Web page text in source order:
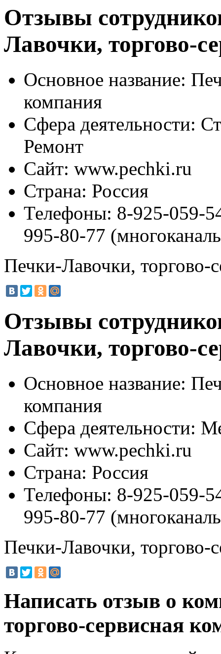
Отзывы
Лавочки, торгово-
Основное название:
компания
Сфера деятельности:
Ремонт
Сайт: www.pechki.ru
Страна: Россия
Телефоны: 8-925-059-
995-80-77
Печки-Лавочки, торгово-
Отзывы
Лавочки, торгово-
Основное название:
компания
Сфера деятельности:
Сайт: www.pechki.ru
Страна: Россия
Телефоны: 8-925-059-
995-80-77
Печки-Лавочки, торгово-
Написать отзыв о
торгово-сервисная